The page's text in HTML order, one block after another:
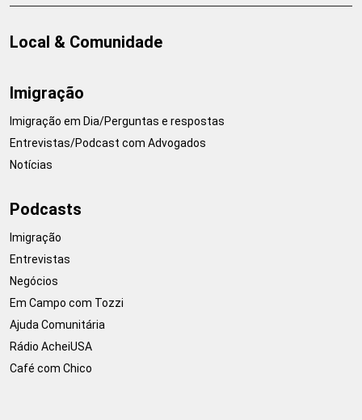
Local & Comunidade
Imigração
Imigração em Dia/Perguntas e respostas
Entrevistas/Podcast com Advogados
Notícias
Podcasts
Imigração
Entrevistas
Negócios
Em Campo com Tozzi
Ajuda Comunitária
Rádio AcheiUSA
Café com Chico